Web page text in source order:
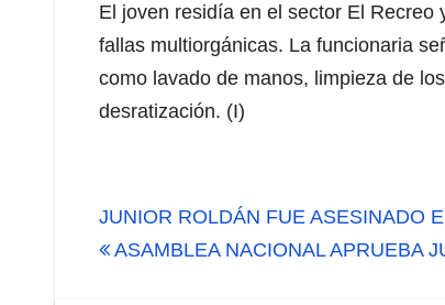
El joven residía en el sector El
fallas multiorgánicas. La funcionaria
como lavado de manos, limpieza de
desratización. (I)
Navegación
de
JUNIOR ROLDÁN FUE ASESINADO
ASAMBLEA NACIONAL APRUEBA